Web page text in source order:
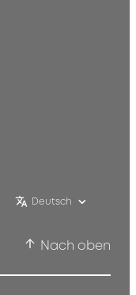
Deutsch
Nach oben